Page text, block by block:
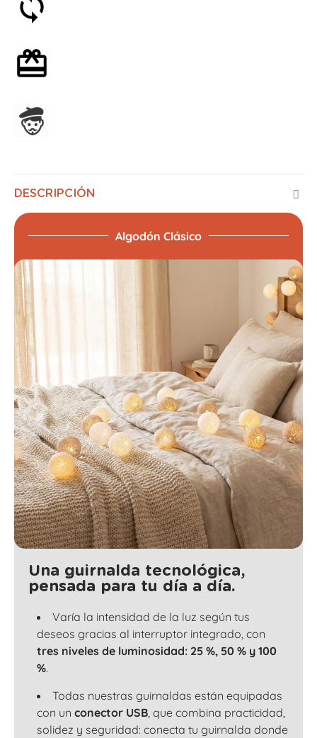
DESCRIPCIÓN
Algodón Clásico
Una guirnalda tecnológica,
pensada para tu día a día.
Varía la intensidad de la luz según tus
deseos gracias al interruptor integrado, con
tres niveles de luminosidad: 25 %, 50 % y 100
%.
Todas nuestras guirnaldas están equipadas
con un conector USB , que combina practicidad,
solidez y seguridad: conecta tu guirnalda donde